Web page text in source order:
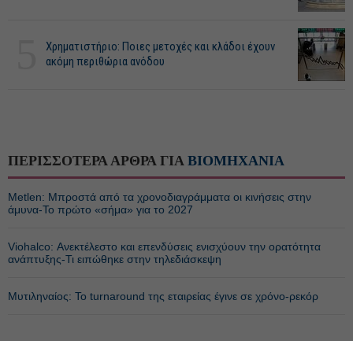
Χρηματιστήριο: Ποιες μετοχές και κλάδοι έχουν
ακόμη περιθώρια ανόδου
ΠΕΡΙΣΣΟΤΕΡΑ ΑΡΘΡΑ ΓΙΑ ΒΙΟΜΗΧΑΝΙΑ
Metlen: Μπροστά από τα χρονοδιαγράμματα οι κινήσεις στην
άμυνα-Το πρώτο «σήμα» για το 2027
Viohalco: Ανεκτέλεστο και επενδύσεις ενισχύουν την ορατότητα
ανάπτυξης-Τι ειπώθηκε στην τηλεδιάσκεψη
Μυτιληναίος: Το turnaround της εταιρείας έγινε σε χρόνο-ρεκόρ